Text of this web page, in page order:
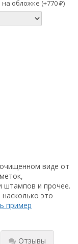
обложке (+770 ₽)
очищенном виде от
штампов и прочее.
это
пример
Отзывы